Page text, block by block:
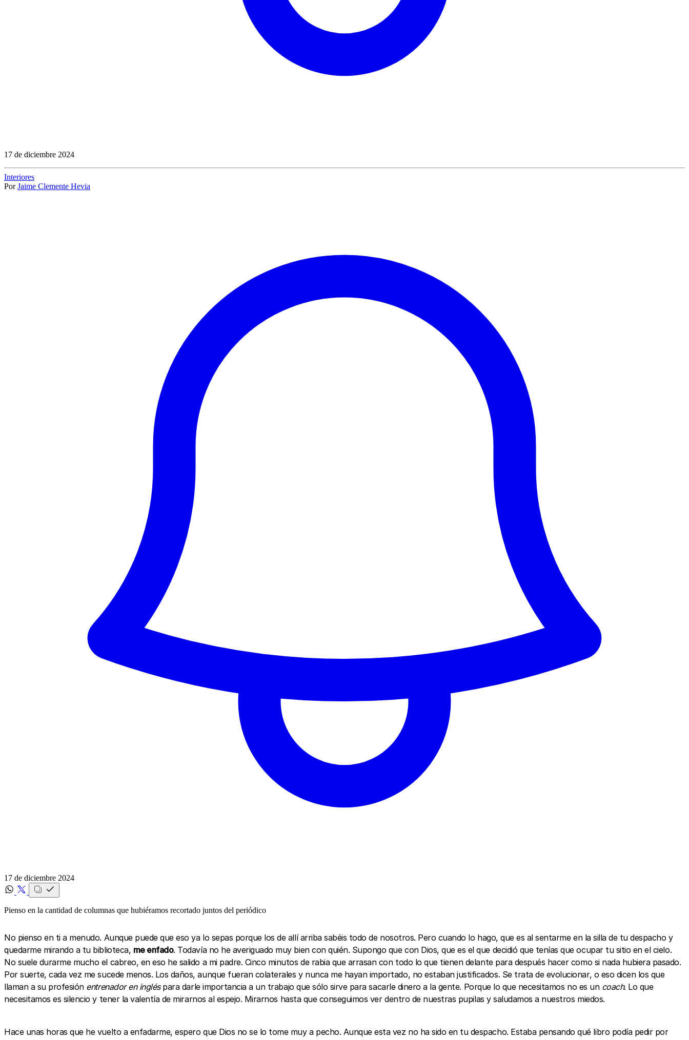
17 de diciembre 2024
Interiores
Por Jaime Clemente Hevia
17 de diciembre 2024
Pienso en la cantidad de columnas que hubiéramos recortado juntos del periódico
No pienso en ti a menudo. Aunque puede que eso ya lo sepas porque los de allí arriba sabéis todo de nosotros. Pero cuando lo hago, que es al sentarme en la silla de tu despacho y
quedarme mirando a tu biblioteca, me enfado. Todavía no he averiguado muy bien con quién. Supongo que con Dios, que es el que decidió que tenías que ocupar tu sitio en el cielo.
No suele durarme mucho el cabreo, en eso he salido a mi padre. Cinco minutos de rabia que arrasan con todo lo que tienen delante para después hacer como si nada hubiera pasado.
Por suerte, cada vez me sucede menos. Los daños, aunque fueran colaterales y nunca me hayan importado, no estaban justificados. Se trata de evolucionar, o eso dicen los que
llaman a su profesión entrenador en ingléspara darle importancia a un trabajo que sólo sirve para sacarle dinero a la gente. Porque lo que necesitamos no es un coach. Lo que
necesitamos es silencio y tener la valentía de mirarnos al espejo. Mirarnos hasta que conseguimos ver dentro de nuestras pupilas y saludamos a nuestros miedos.
Hace unas horas que he vuelto a enfadarme, espero que Dios no se lo tome muy a pecho. Aunque esta vez no ha sido en tu despacho. Estaba pensando qué libro podía pedir por